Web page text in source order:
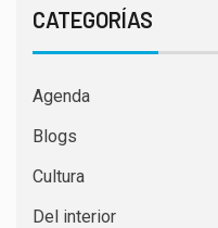
CATEGORÍAS
Agenda
Blogs
Cultura
Del interior